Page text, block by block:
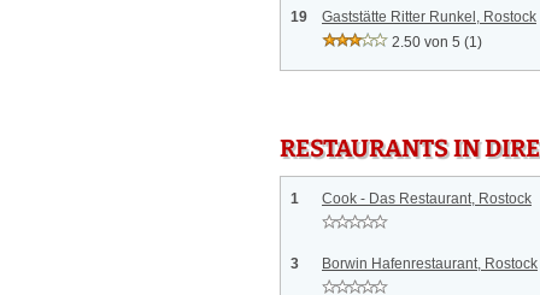
19
Gaststätte Ritter Runkel, Rostock
2.50 von 5 (1)
RESTAURANTS IN
1 Cook - Das Restaurant, Rostock
3 Borwin Hafenrestaurant, Rostock